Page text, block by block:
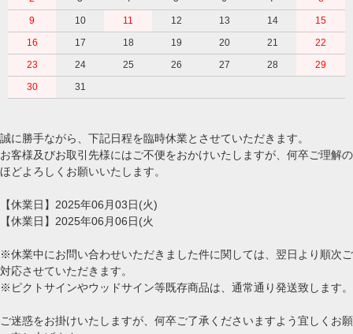
9
10 11 12 13 14
15
16
17 18 19 20 21
22
23
24 25 26 27 28
29
30
31
誠に勝手ながら、下記日程を臨時休業とさせていただきます。
お客様及びお取引先様にはご不便をおかけいたしますが、何卒ご理解の
ほどよろしくお願いいたします。
【休業日】2025年06月03日(火)
【休業日】2025年06月06日(火
※休業中にお問い合わせいただきました件に関しては、翌日より順次ご
対応させていただきます。
※ピクトサインやウッドサイン等既存商品は、通常通り発送致します。
ご迷惑をお掛けいたしますが、何卒ご了承くださいますよう宜しくお願